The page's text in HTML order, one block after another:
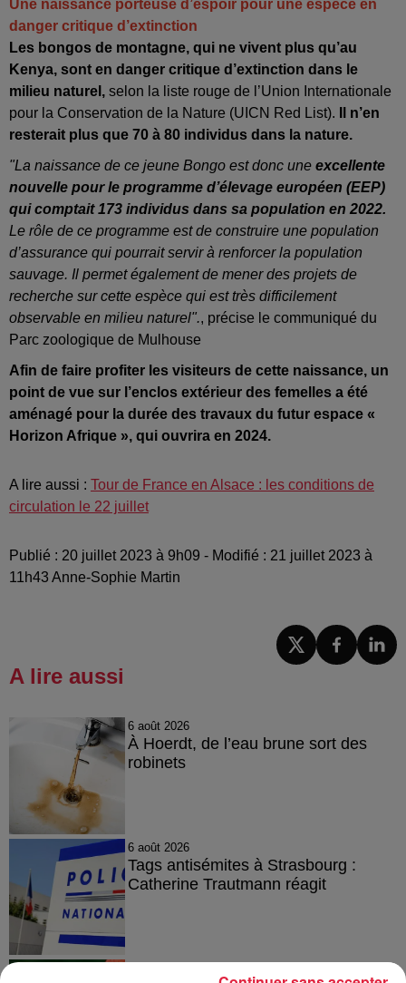
Une naissance porteuse d’espoir pour une espèce en
danger critique d’extinction
Les bongos de montagne, qui ne vivent plus qu’au
Kenya, sont en danger critique d’extinction dans le
milieu naturel, selon la liste rouge de l’Union Internationale
pour la Conservation de la Nature (UICN Red List).
Il n’en
resterait plus que 70 à 80 individus dans la nature.
"La naissance de ce jeune Bongo est donc une excellente
nouvelle pour le programme d’élevage européen (EEP)
qui comptait 173 individus dans sa population en 2022.
Le rôle de ce programme est de construire une population
d’assurance qui pourrait servir à renforcer la population
sauvage. Il permet également de mener des projets de
recherche sur cette espèce qui est très difficilement
observable en milieu naturel"., précise le communiqué du
Parc zoologique de Mulhouse
Afin de faire profiter les visiteurs de cette naissance, un
point de vue sur l’enclos extérieur des femelles a été
aménagé pour la durée des travaux du futur espace «
Horizon Afrique », qui ouvrira en 2024.
A lire aussi : Tour de France en Alsace : les conditions de
circulation le 22 juillet
Publié : 20 juillet 2023 à 9h09 - Modifié : 21 juillet 2023 à
11h43 Anne-Sophie Martin
A lire aussi
6 août 2026
À Hoerdt, de l’eau brune sort des
robinets
6 août 2026
Tags antisémites à Strasbourg :
Catherine Trautmann réagit